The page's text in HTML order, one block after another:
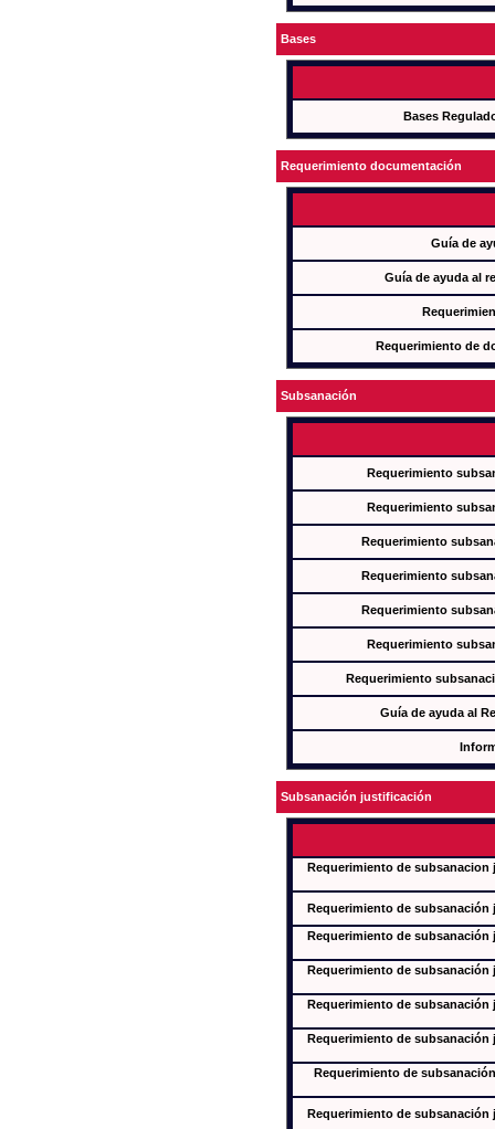
Bases
Bases
Requerimiento documentación
Guía de
Guía de ayuda al
Requerimiento de
Subsanación
Requerimiento
Requerimiento
Requerimiento
Requerimiento
Requerimiento
Requerimiento
Requerimiento
Guía de ayuda al
Subsanación justificación
Requerimiento de
Requerimiento de subsanación
Requerimiento de
Requerimiento de
Requerimiento de
Requerimiento de
Requerimiento de
Requerimiento de subsanación